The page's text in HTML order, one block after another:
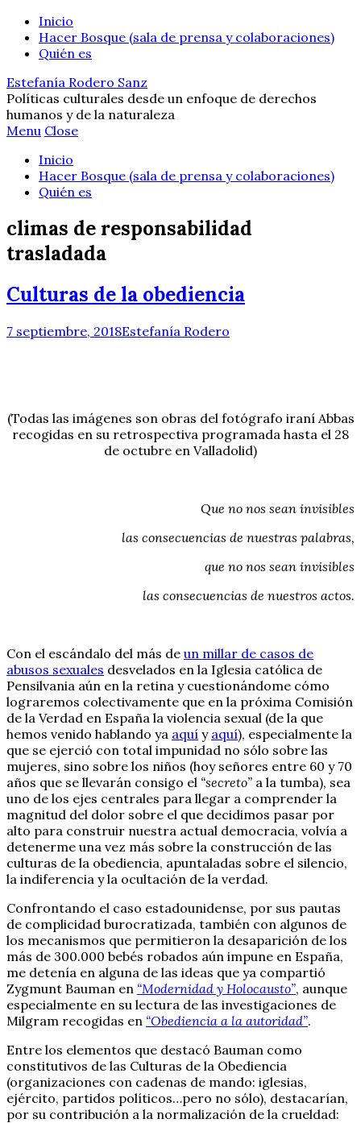
Inicio
Hacer Bosque (sala de prensa y colaboraciones)
Quién es
Estefanía Rodero Sanz
Políticas culturales desde un enfoque de derechos
humanos y de la naturaleza
Menu Close
Inicio
Hacer Bosque (sala de prensa y colaboraciones)
Quién es
climas de responsabilidad
trasladada
Culturas de la obediencia
7 septiembre, 2018Estefanía Rodero
(Todas las imágenes son obras del fotógrafo iraní Abbas
recogidas en su retrospectiva programada hasta el 28
de octubre en Valladolid)
Que no nos sean invisibles
las consecuencias de nuestras palabras,
que no nos sean invisibles
las consecuencias de nuestros actos.
Con el escándalo del más de un millar de casos de
abusos sexuales desvelados en la Iglesia católica de
Pensilvania aún en la retina y cuestionándome cómo
lograremos colectivamente que en la próxima Comisión
de la Verdad en España la violencia sexual (de la que
hemos venido hablando ya aquí y aquí), especialmente la
que se ejerció con total impunidad no sólo sobre las
mujeres, sino sobre los niños (hoy señores entre 60 y 70
años que se llevarán consigo el “secreto” a la tumba), sea
uno de los ejes centrales para llegar a comprender la
magnitud del dolor sobre el que decidimos pasar por
alto para construir nuestra actual democracia, volvía a
detenerme una vez más sobre la construcción de las
culturas de la obediencia, apuntaladas sobre el silencio,
la indiferencia y la ocultación de la verdad.
Confrontando el caso estadounidense, por sus pautas
de complicidad burocratizada, también con algunos de
los mecanismos que permitieron la desaparición de los
más de 300.000 bebés robados aún impune en España,
me detenía en alguna de las ideas que ya compartió
Zygmunt Bauman en “Modernidad y Holocausto”, aunque
especialmente en su lectura de las investigaciones de
Milgram recogidas en “Obediencia a la autoridad”.
Entre los elementos que destacó Bauman como
constitutivos de las Culturas de la Obediencia
(organizaciones con cadenas de mando: iglesias,
ejército, partidos políticos…pero no sólo), destacarían,
por su contribución a la normalización de la crueldad: